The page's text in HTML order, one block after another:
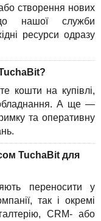
створення нових
нашої служби
ресурси одразу
кошти на купівлі,
обладнання. А ще —
та оперативну
TuchaBit для
переносити у
так і окремі
CRM- або